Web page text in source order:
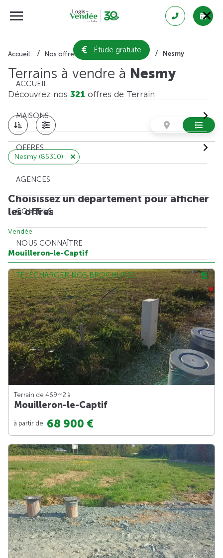
Étude gratuite
ACCUEIL
MAISONS
OFFRES
AGENCES
CONSEILS
NOUS CONNAÎTRE
TÉLÉCHARGER NOS BROCHURES
Accueil Nos offres de terrain Vendée Nesmy
Terrains à vendre à Nesmy
Découvrez nos 321 offres de Terrain
Nesmy (85310)
Choisissez un département pour afficher
les offres
Vendée
Mouilleron-le-Captif
Terrain de 469m2 à
Mouilleron-le-Captif
à partir de 68 900 €